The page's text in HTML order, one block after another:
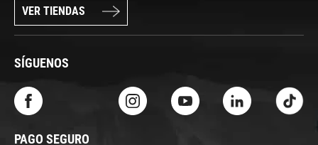
VER TIENDAS
SÍGUENOS
PAGO SEGURO